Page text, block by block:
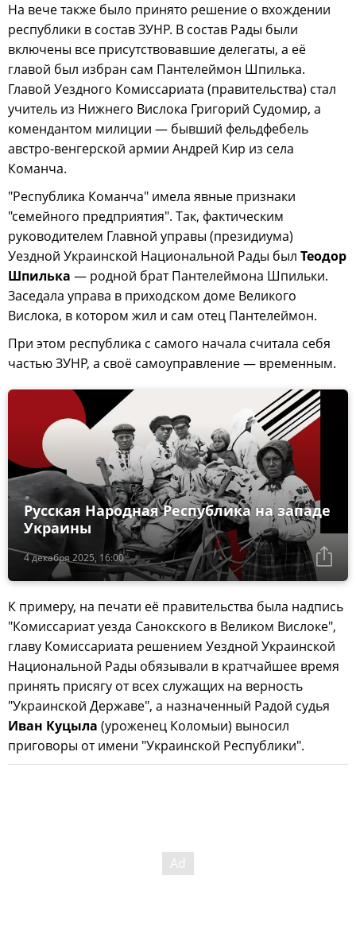
На вече также было принято решение о вхождении
республики в состав ЗУНР. В состав Рады были
включены все присутствовавшие делегаты, а её
главой был избран сам Пантелеймон Шпилька.
Главой Уездного Комиссариата (правительства) стал
учитель из Нижнего Вислока Григорий Судомир, а
комендантом милиции — бывший фельдфебель
австро-венгерской армии Андрей Кир из села
Команча.
"Республика Команча" имела явные признаки
"семейного предприятия". Так, фактическим
руководителем Главной управы (президиума)
Уездной Украинской Национальной Рады был Теодор
Шпилька — родной брат Пантелеймона Шпильки.
Заседала управа в приходском доме Великого
Вислока, в котором жил и сам отец Пантелеймон.
При этом республика с самого начала считала себя
частью ЗУНР, а своё самоуправление — временным.
4 декабря 2025, 16:00
Русская Народная Республика на западе
Украины
К примеру, на печати её правительства была надпись
"Комиссариат уезда Санокского в Великом Вислоке",
главу Комиссариата решением Уездной Украинской
Национальной Рады обязывали в кратчайшее время
принять присягу от всех служащих на верность
"Украинской Державе", а назначенный Радой судья
Иван Куцыла (уроженец Коломыи) выносил
приговоры от имени "Украинской Республики".